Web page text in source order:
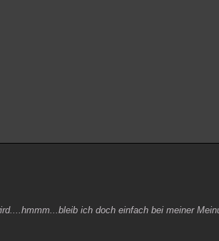
ich doch einfach bei meiner